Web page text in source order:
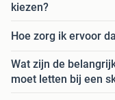
kiezen?
Hoe zorg ik ervoor
Wat zijn de
moet letten bij een